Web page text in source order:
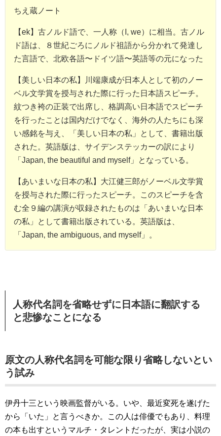
ちえ蔵ノート
【ek】古ノルド語で、一人称（I, we）に相当。古ノル
ド語は、８世紀ごろにノルド祖語から分かれて発達し
た言語で、北欧各語〜ドイツ語〜英語等の元になった
【美しい日本の私】川端康成が日本人として初のノー
ベル文学賞を授与された際に行った日本語スピーチ。
紋つき袴の正装で出席し、格調高い日本語でスピーチ
を行ったことは国内だけでなく、海外の人たちにも深
い感銘を与え、「美しい日本の私」として、書籍出版
された。英語版は、サイデンステッカーの訳により
「Japan, the beautiful and myself」となっている。
【あいまいな日本の私】大江健三郎がノーベル文学賞
を授与された際に行ったスピーチ。このスピーチを含
む全９編の講演が収録されたものは「あいまいな日本
の私」として書籍出版されている。英語版は、
「Japan, the ambiguous, and myself」。
人称代名詞を省略せずに日本語に翻訳する
と悲惨なことになる
原文の人称代名詞を可能な限り省略しないとい
う試み
伊丹十三という映画監督がいる。いや、最近変死を遂げた
から「いた」と言うべきか。この人は俳優でもあり、料理
の本も出すというマルチ・タレントだったが、実は小説の